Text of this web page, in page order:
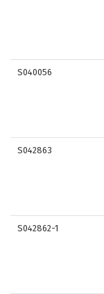
S040056
S042863
S042862-1